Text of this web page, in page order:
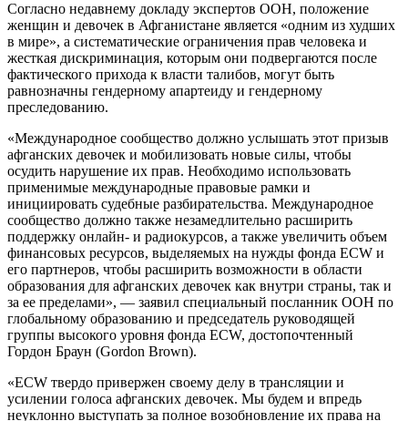
Согласно недавнему докладу экспертов ООН, положение
женщин и девочек в Афганистане является «одним из худших
в мире», а систематические ограничения прав человека и
жесткая дискриминация, которым они подвергаются после
фактического прихода к власти талибов, могут быть
равнозначны гендерному апартеиду и гендерному
преследованию.
«Международное сообщество должно услышать этот призыв
афганских девочек и мобилизовать новые силы, чтобы
осудить нарушение их прав. Необходимо использовать
применимые международные правовые рамки и
инициировать судебные разбирательства. Международное
сообщество должно также незамедлительно расширить
поддержку онлайн- и радиокурсов, а также увеличить объем
финансовых ресурсов, выделяемых на нужды фонда ECW и
его партнеров, чтобы расширить возможности в области
образования для афганских девочек как внутри страны, так и
за ее пределами», — заявил специальный посланник ООН по
глобальному образованию и председатель руководящей
группы высокого уровня фонда ECW, достопочтенный
Гордон Браун (Gordon Brown).
«ECW твердо привержен своему делу в трансляции и
усилении голоса афганских девочек. Мы будем и впредь
неуклонно выступать за полное возобновление их права на